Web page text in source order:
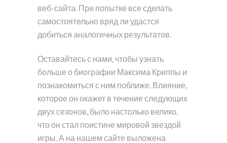
веб-сайта. При попытке все сделать
самостоятельно вряд ли удастся
добиться аналогичных результатов.
Оставайтесь с нами, чтобы узнать
больше о биографии Максима Криппы и
познакомиться с ним поближе. Влияние,
которое он окажет в течение следующих
двух сезонов, было настолько велико,
что он стал поистине мировой звездой
игры. А на нашем сайте выложена